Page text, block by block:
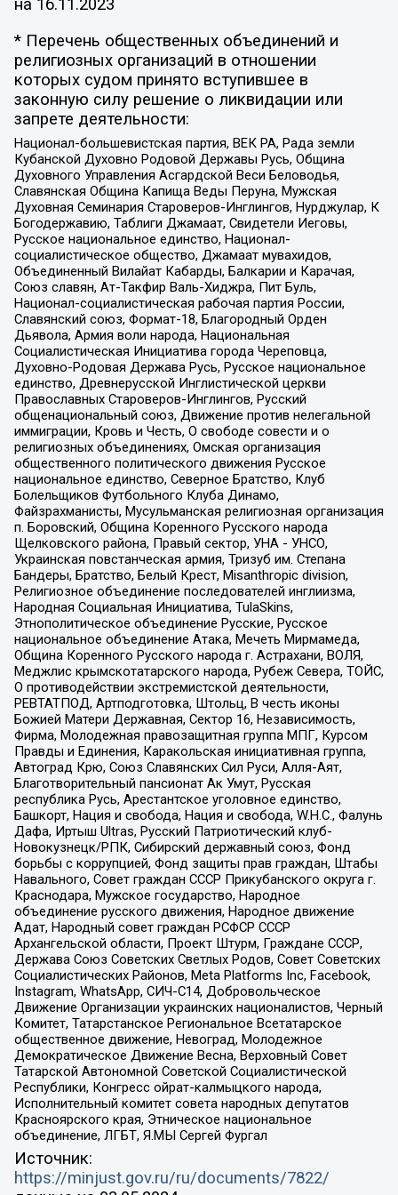
на 16.11.2023
* Перечень общественных объединений и
религиозных организаций в отношении
которых судом принято вступившее в
законную силу решение о ликвидации или
запрете деятельности:
Национал-большевистская партия, ВЕК РА, Рада земли
Кубанской Духовно Родовой Державы Русь, Община
Духовного Управления Асгардской Веси Беловодья,
Славянская Община Капища Веды Перуна, Мужская
Духовная Семинария Староверов-Инглингов, Нурджулар, К
Богодержавию, Таблиги Джамаат, Свидетели Иеговы,
Русское национальное единство, Национал-
социалистическое общество, Джамаат мувахидов,
Объединенный Вилайат Кабарды, Балкарии и Карачая,
Союз славян, Ат-Такфир Валь-Хиджра, Пит Буль,
Национал-социалистическая рабочая партия России,
Славянский союз, Формат-18, Благородный Орден
Дьявола, Армия воли народа, Национальная
Социалистическая Инициатива города Череповца,
Духовно-Родовая Держава Русь, Русское национальное
единство, Древнерусской Инглистической церкви
Православных Староверов-Инглингов, Русский
общенациональный союз, Движение против нелегальной
иммиграции, Кровь и Честь, О свободе совести и о
религиозных объединениях, Омская организация
общественного политического движения Русское
национальное единство, Северное Братство, Клуб
Болельщиков Футбольного Клуба Динамо,
Файзрахманисты, Мусульманская религиозная организация
п. Боровский, Община Коренного Русского народа
Щелковского района, Правый сектор, УНА - УНСО,
Украинская повстанческая армия, Тризуб им. Степана
Бандеры, Братство, Белый Крест, Misanthropic division,
Религиозное объединение последователей инглиизма,
Народная Социальная Инициатива, TulaSkins,
Этнополитическое объединение Русские, Русское
национальное объединение Атака, Мечеть Мирмамеда,
Община Коренного Русского народа г. Астрахани, ВОЛЯ,
Меджлис крымскотатарского народа, Рубеж Севера, ТОЙС,
О противодействии экстремистской деятельности,
РЕВТАТПОД, Артподготовка, Штольц, В честь иконы
Божией Матери Державная, Сектор 16, Независимость,
Фирма, Молодежная правозащитная группа МПГ, Курсом
Правды и Единения, Каракольская инициативная группа,
Автоград Крю, Союз Славянских Сил Руси, Алля-Аят,
Благотворительный пансионат Ак Умут, Русская
республика Русь, Арестантское уголовное единство,
Башкорт, Нация и свобода, Нация и свобода, W.H.С., Фалунь
Дафа, Иртыш Ultras, Русский Патриотический клуб-
Новокузнецк/РПК, Сибирский державный союз, Фонд
борьбы с коррупцией, Фонд защиты прав граждан, Штабы
Навального, Совет граждан СССР Прикубанского округа г.
Краснодара, Мужское государство, Народное
объединение русского движения, Народное движение
Адат, Народный совет граждан РСФСР СССР
Архангельской области, Проект Штурм, Граждане СССР,
Держава Союз Советских Светлых Родов, Совет Советских
Социалистических Районов, Meta Platforms Inc, Facebook,
Instagram, WhatsApp, СИЧ-С14, Добровольческое
Движение Организации украинских националистов, Черный
Комитет, Татарстанское Региональное Всетатарское
общественное движение, Невоград, Молодежное
Демократическое Движение Весна, Верховный Совет
Татарской Автономной Советской Социалистической
Республики, Конгресс ойрат-калмыцкого народа,
Исполнительный комитет совета народных депутатов
Красноярского края, Этническое национальное
объединение, ЛГБТ, Я.МЫ Сергей Фургал
Источник:
https://minjust.gov.ru/ru/documents/7822/